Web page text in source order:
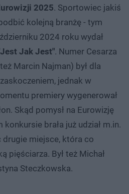
2025. Sportowiec jakiś
kolejną branżę - tym
2024 roku wydał
Jak Jest". Numer Cesarza
Marcin Najman) był dla
jednak w
premiery wygenerował
Skąd pomysł na Eurowizję
brała już udział m.in.
drugie miejsce, która co
pięściarza. Był też Michał
Steczkowska.